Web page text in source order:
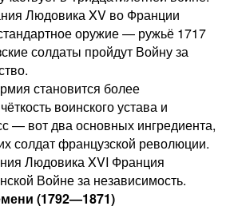
Людовика XV во Франции
оружие — ружьё 1717
солдаты пройдут Войну за
становится более
воинского устава и
— вот два основных ингредиента,
солдат французской революции.
Людовика XVI Франция
Войне за независимость.
(1792—1871)